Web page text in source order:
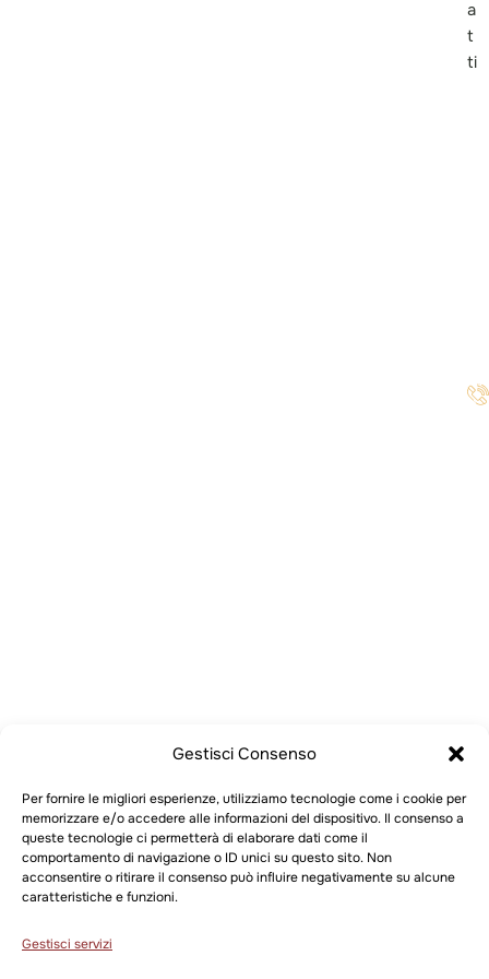
Gestisci Consenso
Per fornire le migliori esperienze, utilizziamo tecnologie come i cookie per
memorizzare e/o accedere alle informazioni del dispositivo. Il consenso a
queste tecnologie ci permetterà di elaborare dati come il
comportamento di navigazione o ID unici su questo sito. Non
acconsentire o ritirare il consenso può influire negativamente su alcune
caratteristiche e funzioni.
Gestisci servizi
a
t
ti